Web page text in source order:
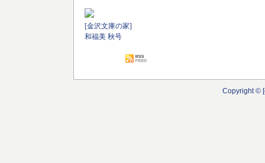
[金沢文庫の家]
和福美 秋号
Copyright ©